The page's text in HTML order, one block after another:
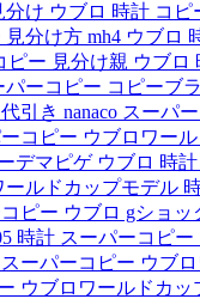
分け ウブロ 時計 コピ
分け方 mh4 ウブロ
ピー 見分け親 ウブロ
パーコピー コピーブ
引き nanaco スーパ
コピー ウブロワー
デマピゲ ウブロ 時
ルドカップモデル
ピー ウブロ gショッ
時計 スーパーコピー
ーパーコピー ウブ
ウブロワールドカッ